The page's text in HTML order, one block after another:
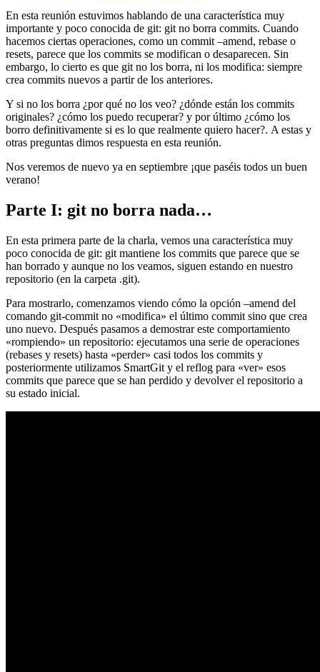
En esta reunión estuvimos hablando de una característica muy
importante y poco conocida de git: git no borra commits. Cuando
hacemos ciertas operaciones, como un commit –amend, rebase o
resets, parece que los commits se modifican o desaparecen. Sin
embargo, lo cierto es que git no los borra, ni los modifica: siempre
crea commits nuevos a partir de los anteriores.
Y si no los borra ¿por qué no los veo? ¿dónde están los commits
originales? ¿cómo los puedo recuperar? y por último ¿cómo los
borro definitivamente si es lo que realmente quiero hacer?. A estas y
otras preguntas dimos respuesta en esta reunión.
Nos veremos de nuevo ya en septiembre ¡que paséis todos un buen
verano!
Parte I: git no borra nada…
En esta primera parte de la charla, vemos una característica muy
poco conocida de git: git mantiene los commits que parece que se
han borrado y aunque no los veamos, siguen estando en nuestro
repositorio (en la carpeta .git).
Para mostrarlo, comenzamos viendo cómo la opción –amend del
comando git-commit no «modifica» el último commit sino que crea
uno nuevo. Después pasamos a demostrar este comportamiento
«rompiendo» un repositorio: ejecutamos una serie de operaciones
(rebases y resets) hasta «perder» casi todos los commits y
posteriormente utilizamos SmartGit y el reflog para «ver» esos
commits que parece que se han perdido y devolver el repositorio a
su estado inicial.